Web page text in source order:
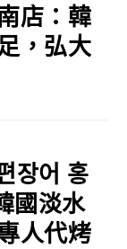
店：韓
，弘大
장어 홍
國淡水
人代烤